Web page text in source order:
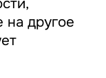
на другое